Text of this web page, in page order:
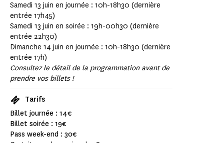
Samedi 13 juin en journée : 10h-18h30 (dernière
entrée 17h45)
Samedi 13 juin en soirée : 19h-00h30 (dernière
entrée 22h30)
Dimanche 14 juin en journée : 10h-18h30 (dernière
entrée 17h)
Consultez le détail de la programmation avant de
prendre vos billets !
Tarifs
Billet journée : 14€
Billet soirée : 19€
Pass week-end : 30€